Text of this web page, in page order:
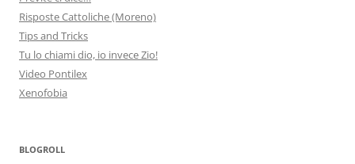
Risposte Cattoliche (Moreno)
Tips and Tricks
Tu lo chiami dio, io invece Zio!
Video Pontilex
Xenofobia
BLOGROLL